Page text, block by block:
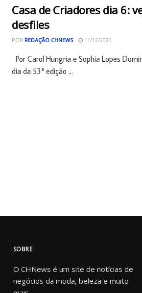
Casa de Criadores dia 6:
desfiles
POR REDAÇÃO CHNEWS 11/12/2023
Por Carol Hungria e Sophia Lopes
dia da 53ª edição ...
SOBRE
O CHNews é um site de notícias de
negócios da moda, beleza e muito